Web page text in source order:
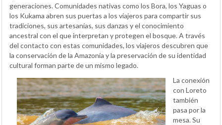
generaciones. Comunidades nativas como los Bora, los Yaguas o
los Kukama abren sus puertas a los viajeros para compartir sus
tradiciones, sus artesanías, sus danzas y el conocimiento
ancestral con el que interpretan y protegen el bosque. A través
del contacto con estas comunidades, los viajeros descubren que
la conservación de la Amazonía y la preservación de su identidad
cultural forman parte de un mismo legado.
La conexión
con Loreto
también
pasa por la
mesa. Su